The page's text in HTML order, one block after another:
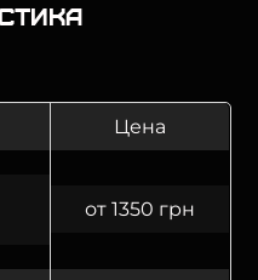
Цена
от 1350 грн